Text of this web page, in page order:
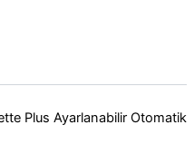
Plus Ayarlanabilir Otomatik